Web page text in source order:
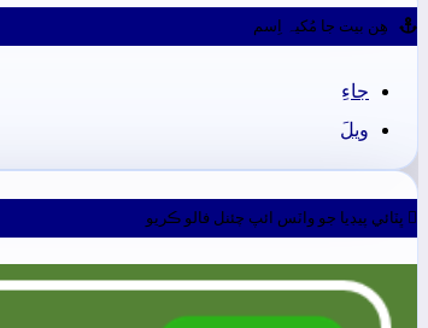
ھِن بيت جا مُکيہ اِسم
جاءِ
ويلَ
ڀٽائي پيڊيا جو واٽس ائپ چئنل فالو ڪريو